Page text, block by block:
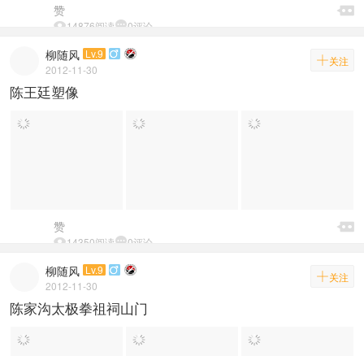


赞
14876阅读0评论
关注
柳随风 Lv.9 
2012-11-30
陈王廷塑像


赞
14350阅读0评论
关注
柳随风 Lv.9 
2012-11-30
陈家沟太极拳祖祠山门